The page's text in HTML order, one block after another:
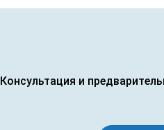
Консультация и